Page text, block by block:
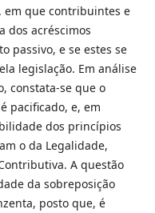
que contribuintes e
dos acréscimos
passivo, e se estes se
legislação. Em análise
constata-se que o
pacificado, e, em
dos princípios
o da Legalidade,
A questão
da sobreposição
posto que, é